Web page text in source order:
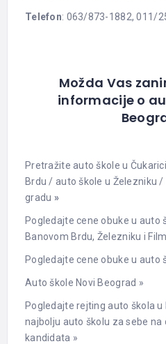
Telefon: 063/873-1882, 011/
Možda Vas
informacije o
Pretražite auto škole u Čukarici
Brdu / auto škole u Železniku /
gradu »
Pogledajte cene obuke u auto
Banovom Brdu, Železniku i
Pogledajte cene obuke u auto
Auto škole Novi Beograd »
Pogledajte rejting auto škola
najbolju auto školu za sebe
kandidata »